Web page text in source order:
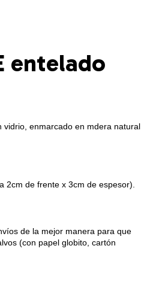
entelado
vidrio, enmarcado en mdera natural
2cm de frente x 3cm de espesor).
de la mejor manera para que
(con papel globito, cartón